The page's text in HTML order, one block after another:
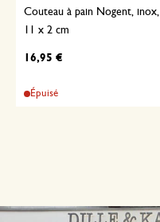
Couteau à pain Nogent, inox,
11 x 2 cm
16,95 €
Épuisé